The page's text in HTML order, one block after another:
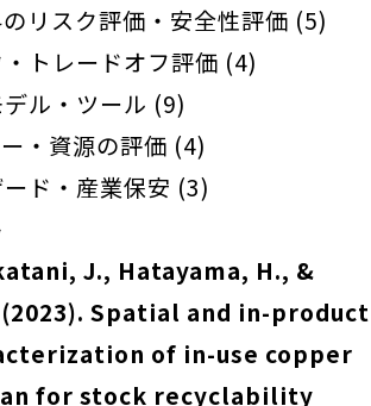
リスク評価・安全性評価 (5)
トレードオフ評価 (4)
ル・ツール (9)
・資源の評価 (4)
ド・産業保安 (3)
J., Hatayama, H., &
Spatial and in-product
of in-use copper
for stock recyclability